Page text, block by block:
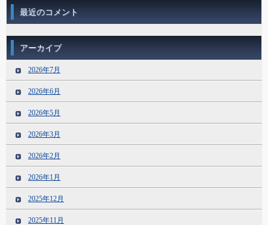
最近のコメント
アーカイブ
2026年7月
2026年6月
2026年5月
2026年3月
2026年2月
2026年1月
2025年12月
2025年11月